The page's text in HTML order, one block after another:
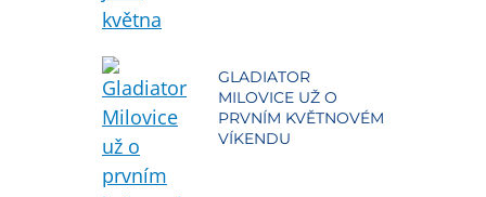
GLADIATOR
MILOVICE UŽ O
PRVNÍM KVĚTNOVÉM
VÍKENDU